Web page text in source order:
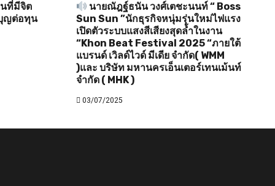
ที่มีจิต
ญต่อทุน
นายณัฎฐ์ธนัน วงศ์เตชะนนท์ “ Boss
Sun Sun ”นักธุรกิจหนุ่มรุ่นใหม่ไฟแรง
เปิดตัวระบบแสงสีเสียงสุดล้ำในงาน
“Khon Beat Festival 2025 “ภายใต้
แบรนด์ เวิลด์ไวด์ มีเดีย จำกัด( WMM
)และ บริษัท มหานครเอ็นเตอร์เทนเม้นท์
จำกัด ( MHK )
03/07/2025